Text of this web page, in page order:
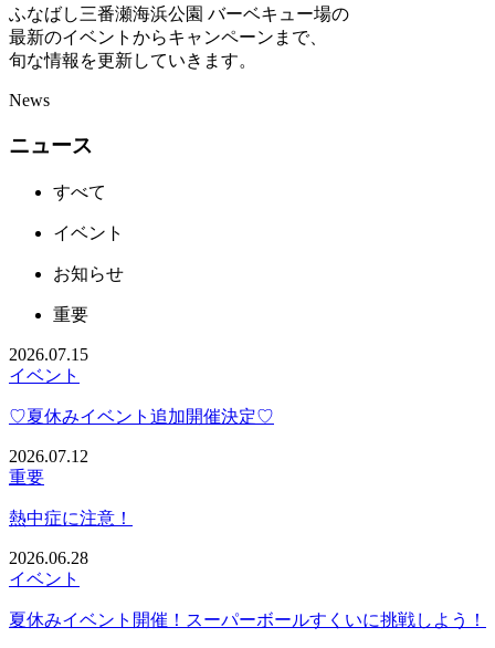
ふなばし三番瀬海浜公園 バーベキュー場の
最新のイベントからキャンペーンまで、
旬な情報を更新していきます。
News
ニュース
すべて
イベント
お知らせ
重要
2026.07.15
イベント
♡夏休みイベント追加開催決定♡
2026.07.12
重要
熱中症に注意！
2026.06.28
イベント
夏休みイベント開催！スーパーボールすくいに挑戦しよう！